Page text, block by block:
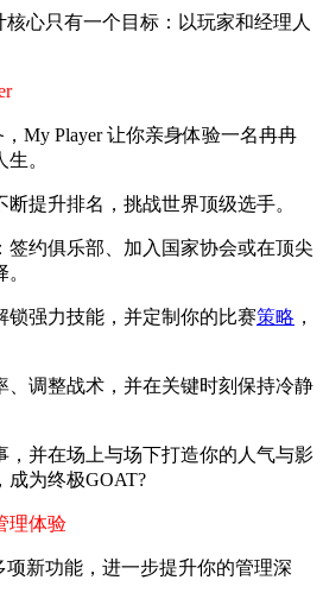
核心只有一个目标：以玩家和经理人
My Player 让你亲身体验一名冉冉
。
提升排名，挑战世界顶级选手。
签约俱乐部、加入国家协会或在顶尖
锁强力技能，并定制你的比赛策略 ，
、调整战术，并在关键时刻保持冷静
，并在场上与场下打造你的人气与影
成为终极GOAT?
理体验
项新功能，进一步提升你的管理深